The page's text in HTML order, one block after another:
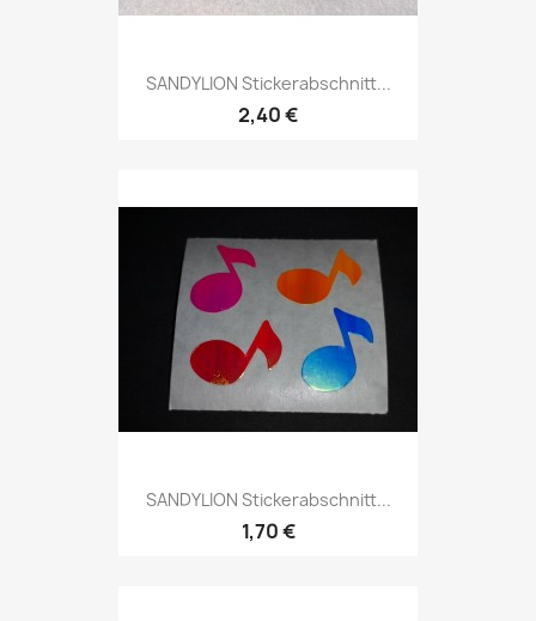
SANDYLION Stickerabschnitt...
2,40 €
SANDYLION Stickerabschnitt...
1,70 €